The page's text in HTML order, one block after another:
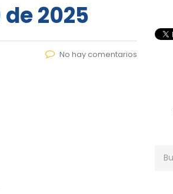
2025
No hay comentarios